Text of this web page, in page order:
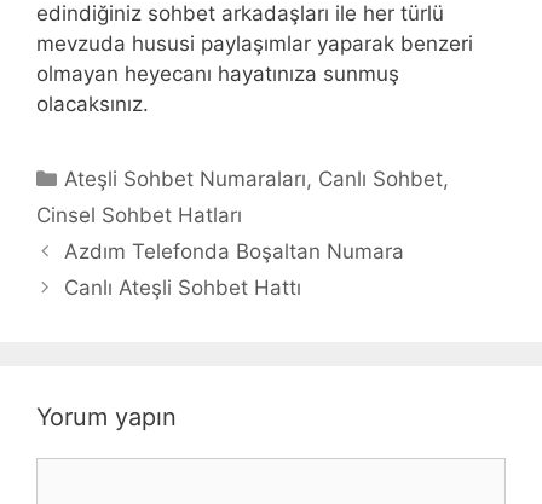
edindiğiniz sohbet arkadaşları ile her türlü
mevzuda hususi paylaşımlar yaparak benzeri
olmayan heyecanı hayatınıza sunmuş
olacaksınız.
Kategoriler
Ateşli Sohbet Numaraları, Canlı Sohbet,
Cinsel Sohbet Hatları
Azdım Telefonda Boşaltan Numara
Canlı Ateşli Sohbet Hattı
Yorum yapın